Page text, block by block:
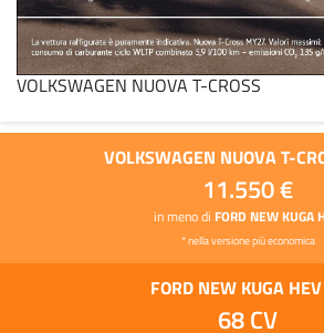
VOLKSWAGEN NUOVA T-CROSS
VOLKSWAGEN NUOVA T-
11.550 €
in meno di FORD NEW KUGA
* nella versione più economica
FORD NEW KUGA HEV
68 CV